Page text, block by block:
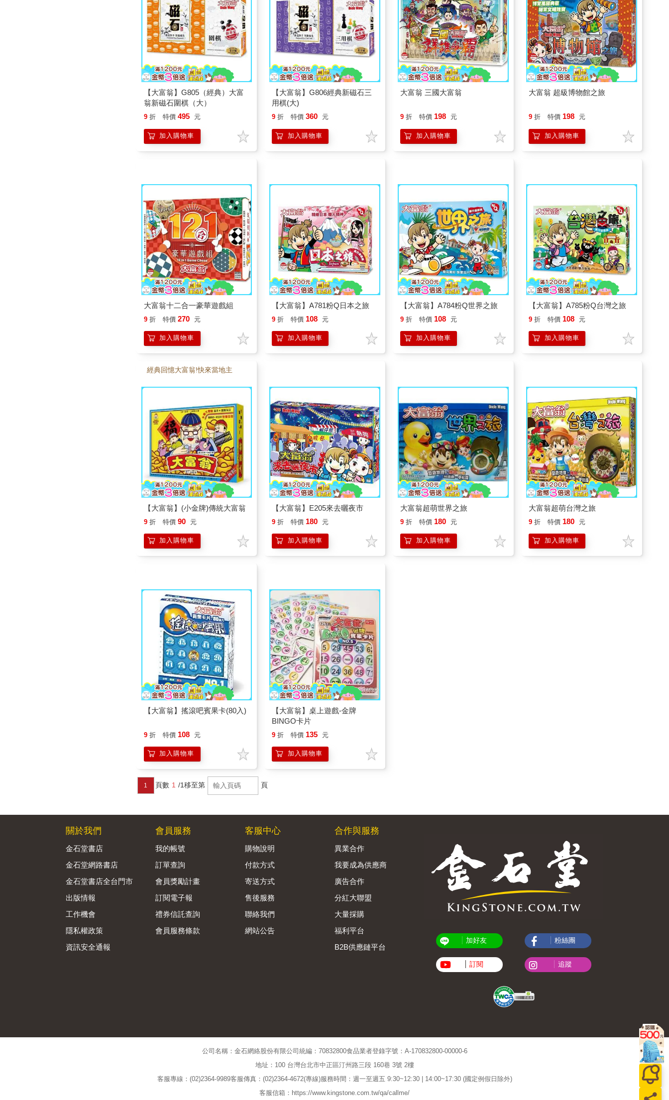
【大富翁】G805（經典）大富
翁新磁石圍棋（大）
9 折 特價 495 元
加入購物車
【大富翁】G806經典新磁石三
用棋(大)
9 折 特價 360 元
加入購物車
大富翁 三國大富翁
9 折 特價 198 元
加入購物車
大富翁 超級博物館之旅
9 折 特價 198 元
加入購物車
大富翁十二合一豪華遊戲組
9 折 特價 270 元
加入購物車
【大富翁】A781粉Q日本之旅
9 折 特價 108 元
加入購物車
【大富翁】A784粉Q世界之旅
9 折 特價 108 元
加入購物車
【大富翁】A785粉Q台灣之旅
9 折 特價 108 元
加入購物車
經典回憶大富翁!快來當地主
【大富翁】(小金牌)傳統大富翁
9 折 特價 90 元
加入購物車
【大富翁】E205來去曬夜市
9 折 特價 180 元
加入購物車
大富翁超萌世界之旅
9 折 特價 180 元
加入購物車
大富翁超萌台灣之旅
9 折 特價 180 元
加入購物車
【大富翁】搖滾吧賓果卡(80入)
9 折 特價 108 元
加入購物車
【大富翁】桌上遊戲-金牌
BINGO卡片
9 折 特價 135 元
加入購物車
1 頁數 1 /1移至第 頁
關於我們
金石堂書店
金石堂網路書店
金石堂書店全台門市
出版情報
工作機會
隱私權政策
資訊安全通報
會員服務
我的帳號
訂單查詢
會員獎勵計畫
訂閱電子報
禮券信託查詢
會員服務條款
客服中心
購物說明
付款方式
寄送方式
售後服務
聯絡我們
網站公告
合作與服務
異業合作
我要成為供應商
廣告合作
分紅大聯盟
大量採購
福利平台
B2B供應鏈平台
加好友
訂閱
粉絲團
追蹤
公司名稱：金石網絡股份有限公司 統編：70832800食品業者登錄字號：A-170832800-00000-6
地址：100 台灣台北市中正區汀州路三段 160巷 3號 2樓
客服專線：(02)2364-9989客服傳真：(02)2364-4672(專線)服務時間：週一至週五 9:30~12:30 | 14:00~17:30 (國定例假日除外)
客服信箱：https://www.kingstone.com.tw/qa/callme/